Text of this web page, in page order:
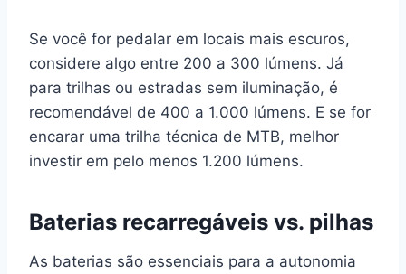
Se você for pedalar em locais mais escuros,
considere algo entre 200 a 300 lúmens. Já
para trilhas ou estradas sem iluminação, é
recomendável de 400 a 1.000 lúmens. E se for
encarar uma trilha técnica de MTB, melhor
investir em pelo menos 1.200 lúmens.
Baterias recarregáveis vs. pilhas
As baterias são essenciais para a autonomia